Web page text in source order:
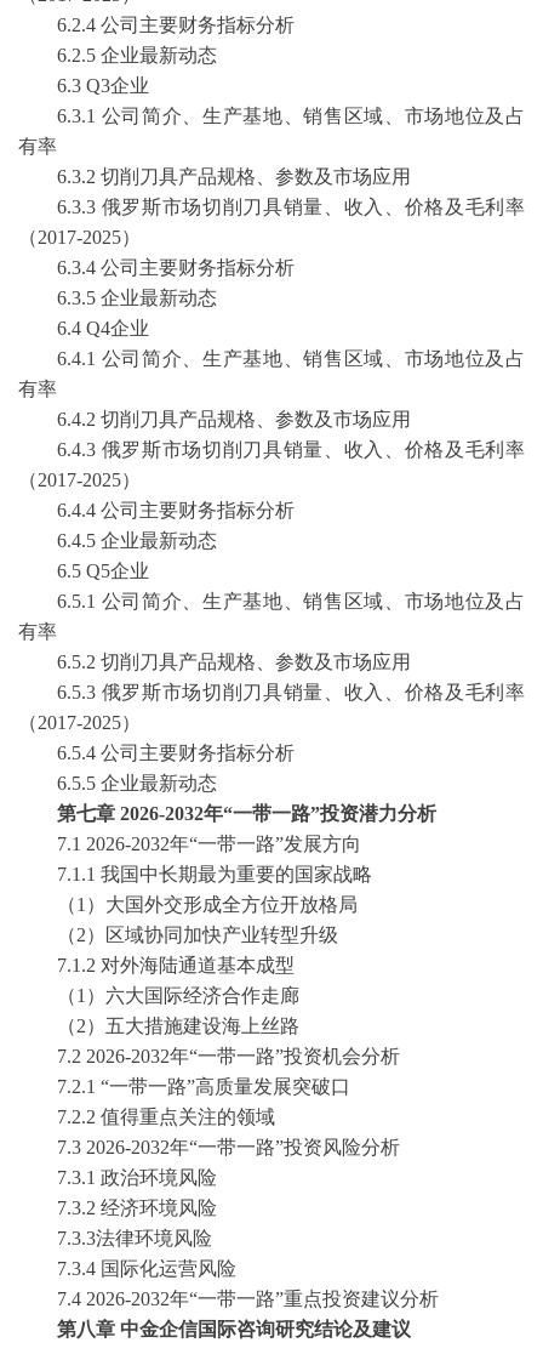
6.2.4 公司主要财务指标分析
6.2.5 企业最新动态
6.3 Q3企业
6.3.1 公司简介、生产基地、销售区域、市场地位及占
有率
6.3.2 切削刀具产品规格、参数及市场应用
6.3.3 俄罗斯市场切削刀具销量、收入、价格及毛利率
（2017-2025）
6.3.4 公司主要财务指标分析
6.3.5 企业最新动态
6.4 Q4企业
6.4.1 公司简介、生产基地、销售区域、市场地位及占
有率
6.4.2 切削刀具产品规格、参数及市场应用
6.4.3 俄罗斯市场切削刀具销量、收入、价格及毛利率
（2017-2025）
6.4.4 公司主要财务指标分析
6.4.5 企业最新动态
6.5 Q5企业
6.5.1 公司简介、生产基地、销售区域、市场地位及占
有率
6.5.2 切削刀具产品规格、参数及市场应用
6.5.3 俄罗斯市场切削刀具销量、收入、价格及毛利率
（2017-2025）
6.5.4 公司主要财务指标分析
6.5.5 企业最新动态
第七章 2026-2032年“一带一路”投资潜力分析
7.1 2026-2032年“一带一路”发展方向
7.1.1 我国中长期最为重要的国家战略
（1 ）大国外交形成全方位开放格局
（2）区域协同加快产业转型升级
7.1.2 对外海陆通道基本成型
（1 ）六大国际经济合作走廊
（2）五大措施建设海上丝路
7.2 2026-2032年“一带一路”投资机会分析
7.2.1 “一带一路”高质量发展突破口
7.2.2 值得重点关注的领域
7.3 2026-2032年“一带一路”投资风险分析
7.3.1 政治环境风险
7.3.2 经济环境风险
7.3.3法律环境风险
7.3.4 国际化运营风险
7.4 2026-2032年“一带一路”重点投资建议分析
第八章 中金企信国际咨询研究结论及建议